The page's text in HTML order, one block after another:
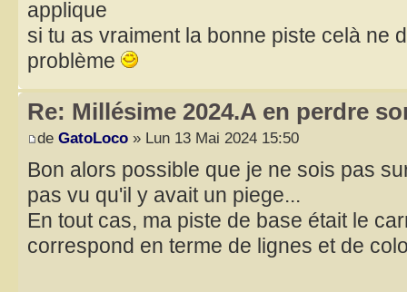
applique
si tu as vraiment la bonne piste celà ne
problème
Re: Millésime 2024.A en perdre
de GatoLoco » Lun 13 Mai 2024 15:50
Bon alors possible que je ne sois pas
pas vu qu'il y avait un piege...
En tout cas, ma piste de base était le
correspond en terme de lignes et de